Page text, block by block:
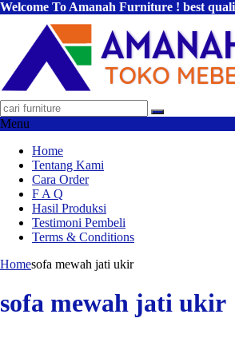
Welcome To Amanah Furniture ! best
Menu
Home
Tentang Kami
Cara Order
F A Q
Hasil Produksi
Testimoni Pembeli
Terms & Conditions
Homesofa mewah jati ukir
sofa mewah jati ukir